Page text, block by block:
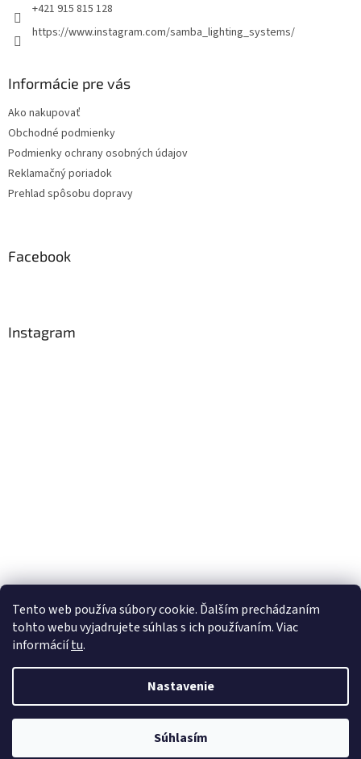
Tento web používa súbory cookie. Ďalším prechádzaním
tohto webu vyjadrujete súhlas s ich používaním. Viac
informáciítu.
Nastavenie
Súhlasím
+421 915 815 128
https://www.instagram.com/samba_lighting_systems/
Informácie pre vás
Ako nakupovať
Obchodné podmienky
Podmienky ochrany osobných údajov
Reklamačný poriadok
Prehlad spôsobu dopravy
Facebook
Instagram
Sledovať na Instagrame
Copyright 2026Sambalighting.sk - autíčka PegPerego. Všetky
práva vyhradené.